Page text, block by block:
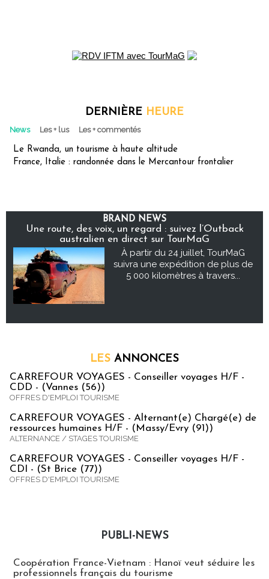
DERNIÈRE HEURE
News Les + lus Les + commentés
Le Rwanda, un tourisme à haute altitude
France, Italie : randonnée dans le Mercantour frontalier
BRAND NEWS
Une route, des voix, un regard : suivez l’Outback
australien en direct sur TourMaG
À partir du 24 juillet, TourMaG
suivra une expédition de plus de
5 000 kilomètres à travers...
LES ANNONCES
CARREFOUR VOYAGES - Conseiller voyages H/F -
CDD - (Vannes (56))
OFFRES D'EMPLOI TOURISME
CARREFOUR VOYAGES - Alternant(e) Chargé(e) de
ressources humaines H/F - (Massy/Evry (91))
ALTERNANCE / STAGES TOURISME
CARREFOUR VOYAGES - Conseiller voyages H/F -
CDI - (St Brice (77))
OFFRES D'EMPLOI TOURISME
PUBLI-NEWS
Coopération France-Vietnam : Hanoï veut séduire les
professionnels français du tourisme